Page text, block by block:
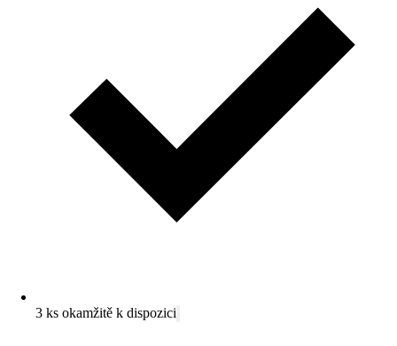
3 ks okamžitě k dispozici